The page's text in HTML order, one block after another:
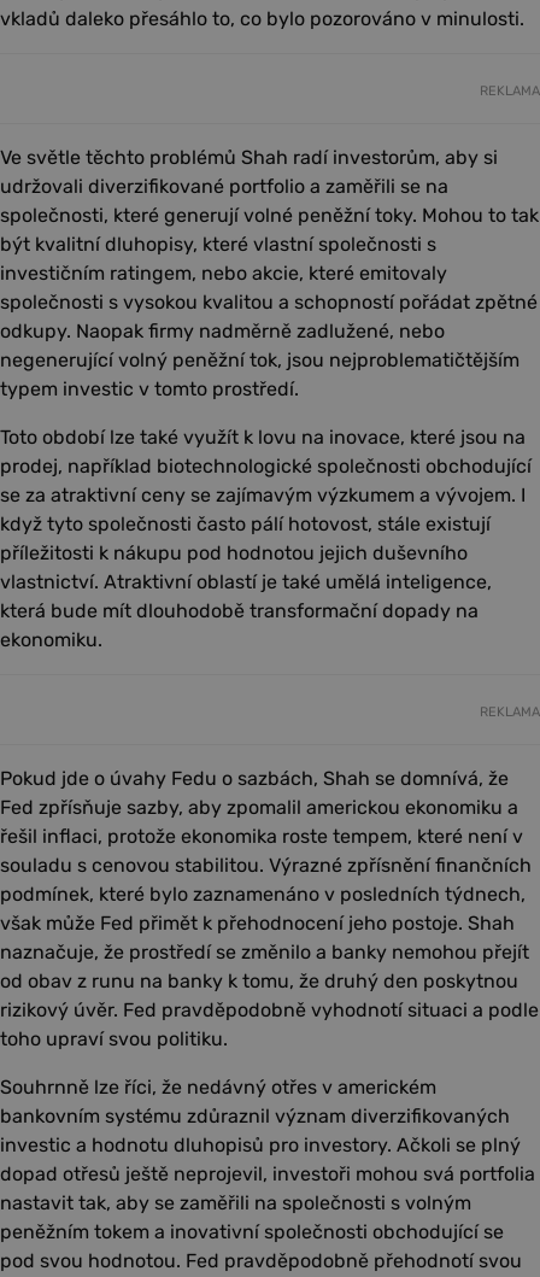
vkladů daleko přesáhlo to, co bylo pozorováno v minulosti.
REKLAMA
Ve světle těchto problémů Shah radí investorům, aby si
udržovali diverzifikované portfolio a zaměřili se na
společnosti, které generují volné peněžní toky. Mohou to tak
být kvalitní dluhopisy, které vlastní společnosti s
investičním ratingem, nebo akcie, které emitovaly
společnosti s vysokou kvalitou a schopností pořádat zpětné
odkupy. Naopak firmy nadměrně zadlužené, nebo
negenerující volný peněžní tok, jsou nejproblematičtějším
typem investic v tomto prostředí.
Toto období lze také využít k lovu na inovace, které jsou na
prodej, například biotechnologické společnosti obchodující
se za atraktivní ceny se zajímavým výzkumem a vývojem. I
když tyto společnosti často pálí hotovost, stále existují
příležitosti k nákupu pod hodnotou jejich duševního
vlastnictví. Atraktivní oblastí je také umělá inteligence,
která bude mít dlouhodobě transformační dopady na
ekonomiku.
REKLAMA
Pokud jde o úvahy Fedu o sazbách, Shah se domnívá, že
Fed zpřísňuje sazby, aby zpomalil americkou ekonomiku a
řešil inflaci, protože ekonomika roste tempem, které není v
souladu s cenovou stabilitou. Výrazné zpřísnění finančních
podmínek, které bylo zaznamenáno v posledních týdnech,
však může Fed přimět k přehodnocení jeho postoje. Shah
naznačuje, že prostředí se změnilo a banky nemohou přejít
od obav z runu na banky k tomu, že druhý den poskytnou
rizikový úvěr. Fed pravděpodobně vyhodnotí situaci a podle
toho upraví svou politiku.
Souhrnně lze říci, že nedávný otřes v americkém
bankovním systému zdůraznil význam diverzifikovaných
investic a hodnotu dluhopisů pro investory. Ačkoli se plný
dopad otřesů ještě neprojevil, investoři mohou svá portfolia
nastavit tak, aby se zaměřili na společnosti s volným
peněžním tokem a inovativní společnosti obchodující se
pod svou hodnotou. Fed pravděpodobně přehodnotí svou